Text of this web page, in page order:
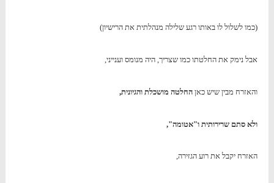
(כמו לשלול לו באותו רגע שלילה מנהלתית את הרישיון)
אבל נימק את החלטתו כמו שצריך, היה מנומס וענייני,
והאזרח מבין שיש כאןהחלטה מושכלת והגיונית,
ולא סתם שרירותית ו"אטומה",
האזרח יקבל את רוע הגזירה,